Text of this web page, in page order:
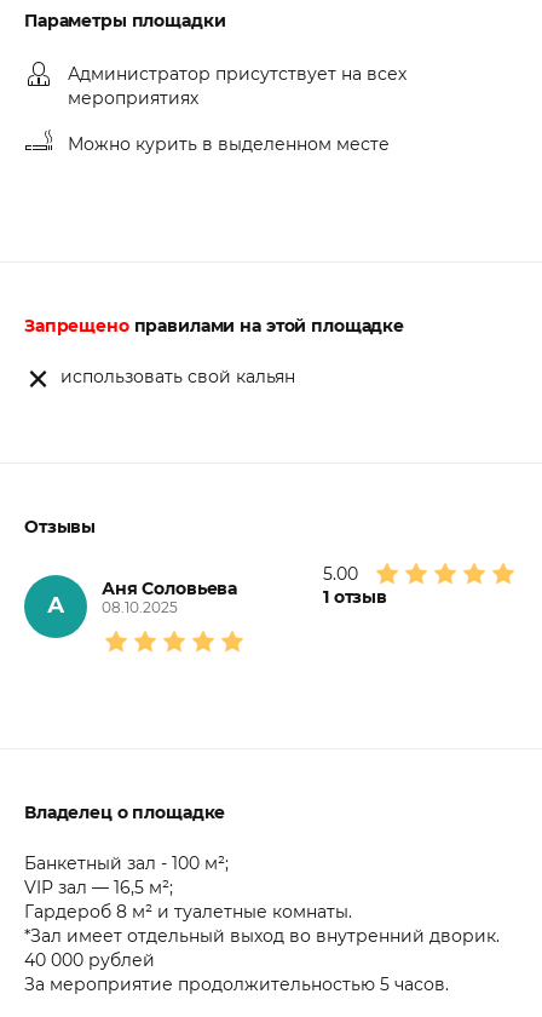
Параметры площадки
Администратор присутствует на всех
мероприятиях
Можно курить в выделенном месте
Запрещеноправилами на этой площадке
использовать свой кальян
Отзывы
5.00
1отзыв
А
Аня Соловьева
08.10.2025
Владелец о площадке
Банкетный зал - 100 м²;
VIP зал — 16,5 м²;
Гардероб 8 м² и туалетные комнаты.
*Зал имеет отдельный выход во внутренний дворик.
40 000 рублей
За мероприятие продолжительностью 5 часов.